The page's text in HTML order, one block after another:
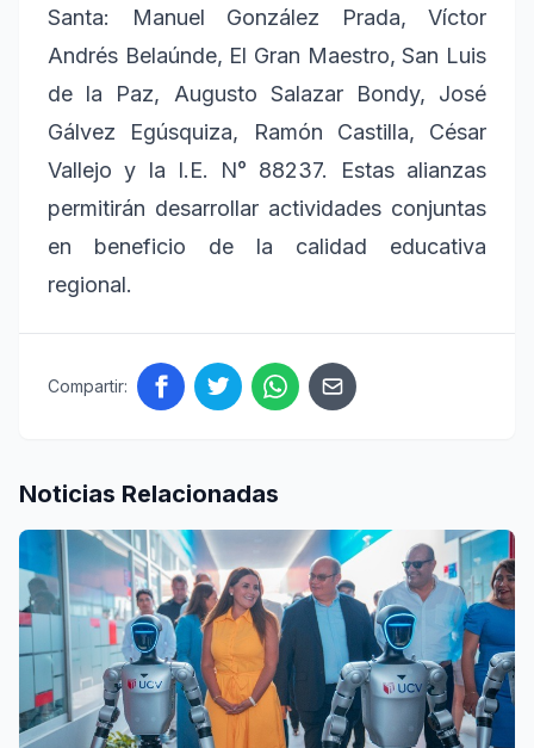
Santa: Manuel González Prada, Víctor
Andrés Belaúnde, El Gran Maestro, San Luis
de la Paz, Augusto Salazar Bondy, José
Gálvez Egúsquiza, Ramón Castilla, César
Vallejo y la I.E. N° 88237. Estas alianzas
permitirán desarrollar actividades conjuntas
en beneficio de la calidad educativa
regional.
Compartir:
Noticias Relacionadas